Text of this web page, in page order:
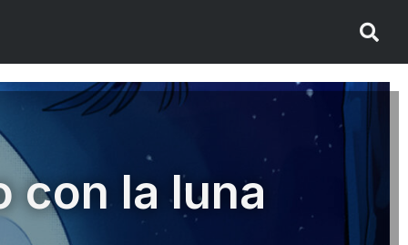
con la luna